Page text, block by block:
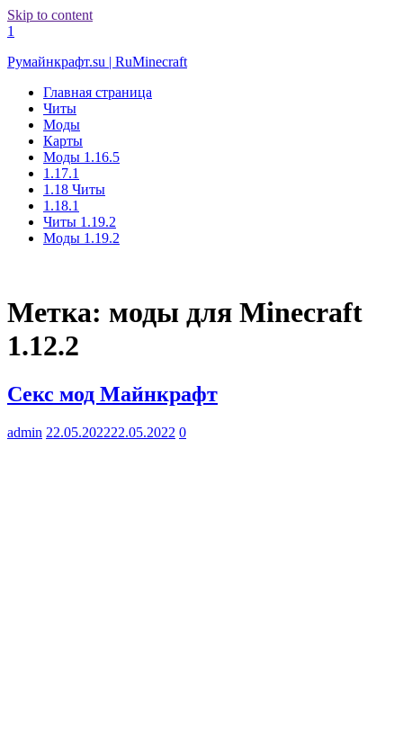
Skip to content
1
Румайнкрафт.su | RuMinecraft
Главная страница
Читы
Моды
Карты
Моды 1.16.5
1.17.1
1.18 Читы
1.18.1
Читы 1.19.2
Моды 1.19.2
Метка: моды для Minecraft
1.12.2
Секс мод Майнкрафт
admin 22.05.202222.05.2022 0